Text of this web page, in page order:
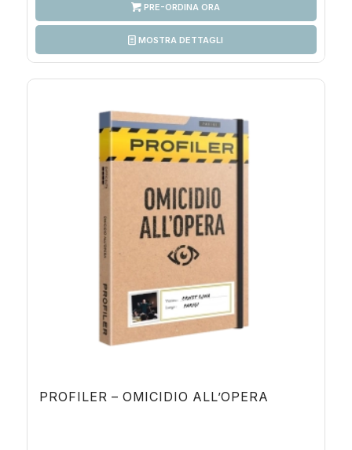
PRE-ORDINA ORA
MOSTRA DETTAGLI
PROFILER – OMICIDIO ALL’OPERA